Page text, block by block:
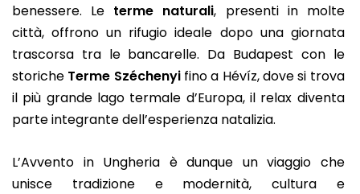
benessere. Le terme naturali, presenti in molte
città, offrono un rifugio ideale dopo una giornata
trascorsa tra le bancarelle. Da Budapest con le
storiche Terme Széchenyifino a Hévíz, dove si trova
il più grande lago termale d’Europa, il relax diventa
parte integrante dell’esperienza natalizia.
L’Avvento in Ungheria è dunque un viaggio che
unisce tradizione e modernità, cultura e